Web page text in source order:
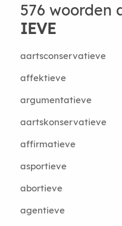
576 woorden
IEVE
aartsconservatieve
affektieve
argumentatieve
aartskonservatieve
affirmatieve
asportieve
abortieve
agentieve